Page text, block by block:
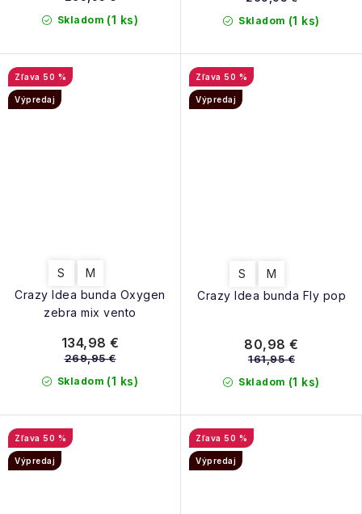
Skladom (1 ks) Skladom (1 ks)
Crazy Idea bunda Oxygen
zebra mix vento
50 %
Výpredaj
S M
Skladom (1 ks)
134,98 €
269,95 €
Crazy Idea bunda Fly pop
50 %
Výpredaj
S M
Skladom (1 ks)
80,98 €
161,95 €
50 %
Výpredaj
50 %
Výpredaj